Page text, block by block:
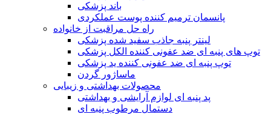
باند پزشکی
پانسمان ترمیم کننده پوست عملکردی
راه حل مراقبت از خانواده
لینتر پنبه جاذب سفید شده پزشکی
توپ های پنبه ای ضد عفونی کننده الکل پزشکی
توپ پنبه ای ضد عفونی کننده ید پزشکی
ماساژور گردن
محصولات بهداشتی و زیبایی
پد پنبه ای لوازم آرایشی و بهداشتی
دستمال مرطوب پنبه ای